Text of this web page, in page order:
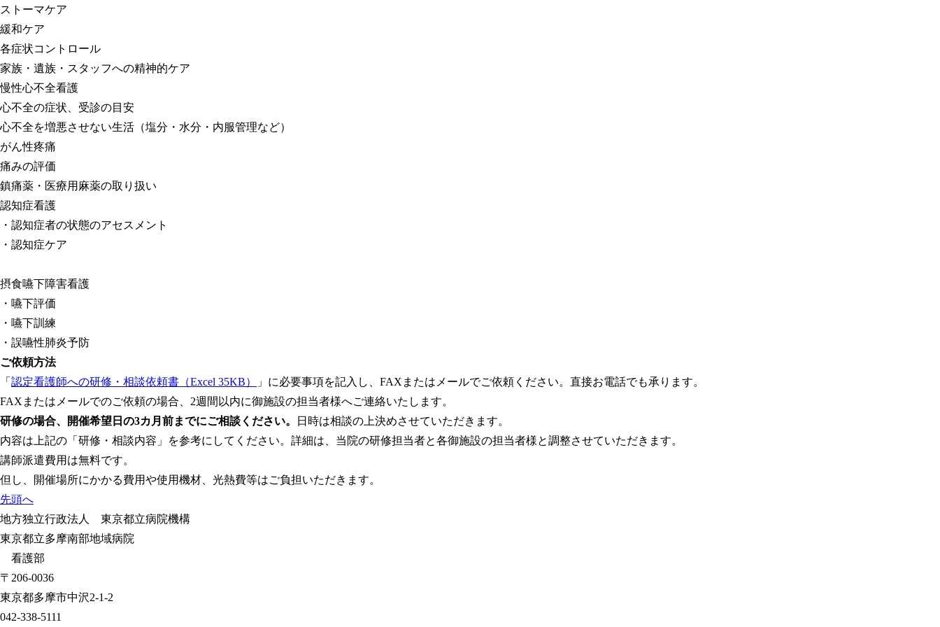
ストーマケア
緩和ケア
各症状コントロール
家族・遺族・スタッフへの精神的ケア
慢性心不全看護
心不全の症状、受診の目安
心不全を増悪させない生活（塩分・水分・内服管理など）
がん性疼痛
痛みの評価
鎮痛薬・医療用麻薬の取り扱い
認知症看護
・認知症者の状態のアセスメント
・認知症ケア
摂食嚥下障害看護
・嚥下評価
・嚥下訓練
・誤嚥性肺炎予防
ご依頼方法
「 認定看護師への研修・相談依頼書 （Excel 35KB）
」に必要事項を記入し、FAXまたはメールでご依頼ください。直接お電話でも承ります。
FAXまたはメールでのご依頼の場合、2週間以内に御施設の担当者様へご連絡いたします。
研修の場合、開催希望日の3カ月前までにご相談ください。
日時は相談の上決めさせていただきます。
内容は上記の「研修・相談内容」を参考にしてください。詳細は、当院の研修担当者と各御施設の担当者様と調整させていただきます。
講師派遣費用は無料です。
但し、開催場所にかかる費用や使用機材、光熱費等はご負担いただきます。
先頭へ
地方独立行政法人 東京都立病院機構
東京都立多摩南部地域病院
看護部
〒206-0036
東京都多摩市中沢2-1-2
042-338-5111